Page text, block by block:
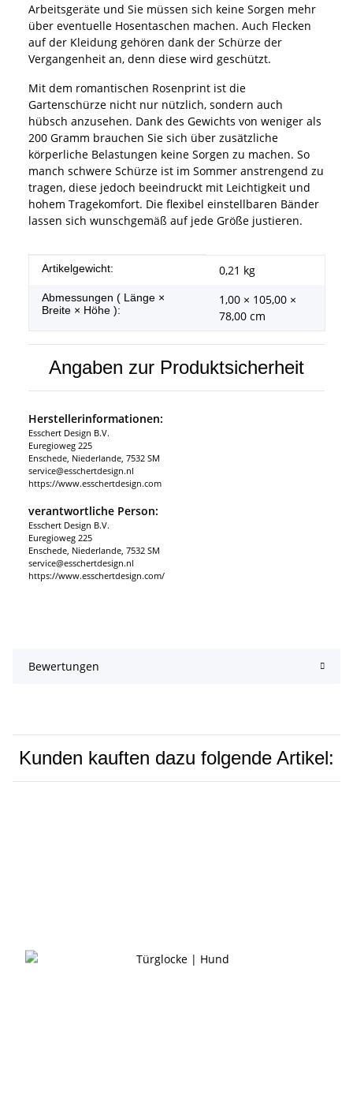
Arbeitsgeräte und Sie müssen sich keine Sorgen mehr
über eventuelle Hosentaschen machen. Auch Flecken
auf der Kleidung gehören dank der Schürze der
Vergangenheit an, denn diese wird geschützt.
Mit dem romantischen Rosenprint ist die
Gartenschürze nicht nur nützlich, sondern auch
hübsch anzusehen. Dank des Gewichts von weniger als
200 Gramm brauchen Sie sich über zusätzliche
körperliche Belastungen keine Sorgen zu machen. So
manch schwere Schürze ist im Sommer anstrengend zu
tragen, diese jedoch beeindruckt mit Leichtigkeit und
hohem Tragekomfort. Die flexibel einstellbaren Bänder
lassen sich wunschgemäß auf jede Größe justieren.
Produkteigenschaft
Wert
Artikelgewicht: 0,21 kg
Abmessungen ( Länge ×
Breite × Höhe ):
1,00 × 105,00 ×
78,00 cm
Angaben zur Produktsicherheit
Herstellerinformationen:
Esschert Design B.V.
Euregioweg 225
Enschede, Niederlande, 7532 SM
service@esschertdesign.nl
https://www.esschertdesign.com
verantwortliche Person:
Esschert Design B.V.
Euregioweg 225
Enschede, Niederlande, 7532 SM
service@esschertdesign.nl
https://www.esschertdesign.com/
Bewertungen
Kunden kauften dazu folgende Artikel: